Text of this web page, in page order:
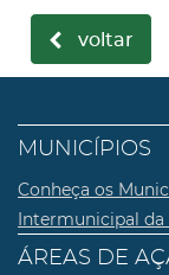
voltar
MUNICÍPIOS
Conheça os
Intermunicipal da
ÁREAS DE